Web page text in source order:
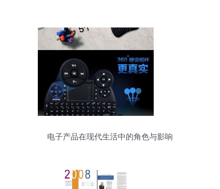
电子产品在现代生活中的角色与影响